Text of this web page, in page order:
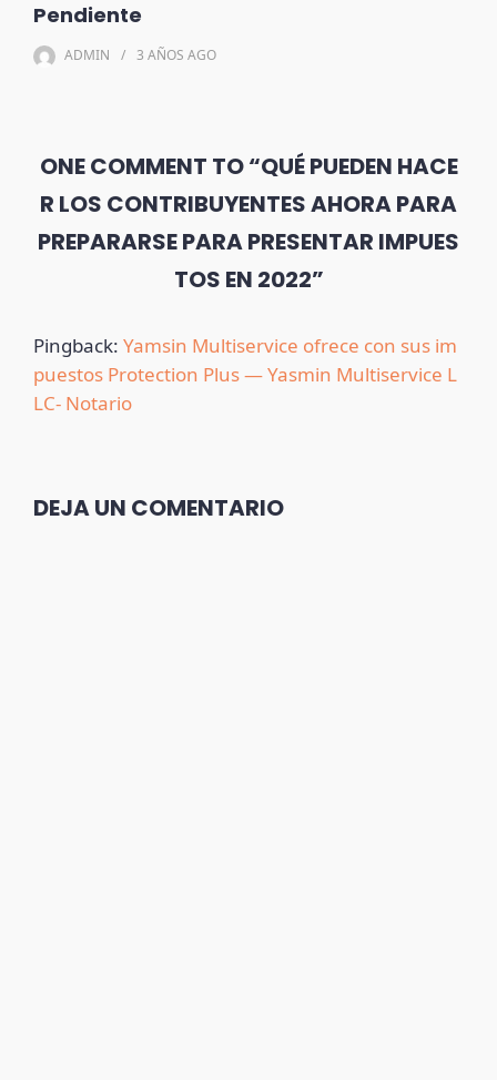
Pendiente
ADMIN 3 AÑOS AGO
ONE COMMENT TO “QUÉ PUEDEN HACE
R LOS CONTRIBUYENTES AHORA PARA
PREPARARSE PARA PRESENTAR IMPUES
TOS EN 2022”
Pingback: Yamsin Multiservice ofrece con sus im
puestos Protection Plus — Yasmin Multiservice L
LC- Notario
DEJA UN COMENTARIO